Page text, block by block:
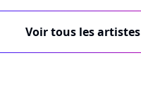
Voir tous les artistes